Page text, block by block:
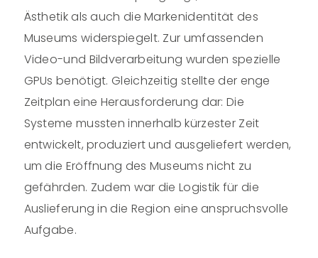
Ästhetik als auch die Markenidentität des
Museums widerspiegelt. Zur umfassenden
Video-und Bildverarbeitung wurden spezielle
GPUs benötigt. Gleichzeitig stellte der enge
Zeitplan eine Herausforderung dar: Die
Systeme mussten innerhalb kürzester Zeit
entwickelt, produziert und ausgeliefert werden,
um die Eröffnung des Museums nicht zu
gefährden. Zudem war die Logistik für die
Auslieferung in die Region eine anspruchsvolle
Aufgabe.